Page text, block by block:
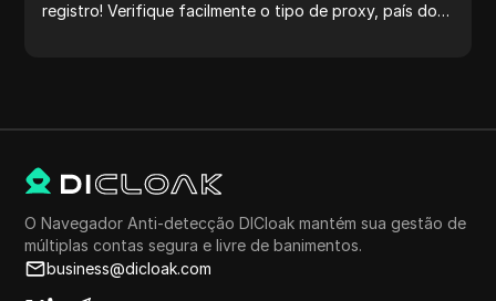
registro! Verifique facilmente o tipo de proxy, país do
O Navegador Anti-detecção DICloak mantém sua gestão de
múltiplas contas segura e livre de banimentos.
business@dicloak.com